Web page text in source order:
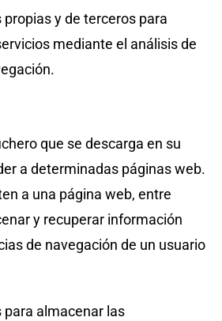
y de terceros para
mediante el análisis de
que se descarga en su
a determinadas páginas web.
a una página web, entre
y recuperar información
de navegación de un usuario
almacenar las